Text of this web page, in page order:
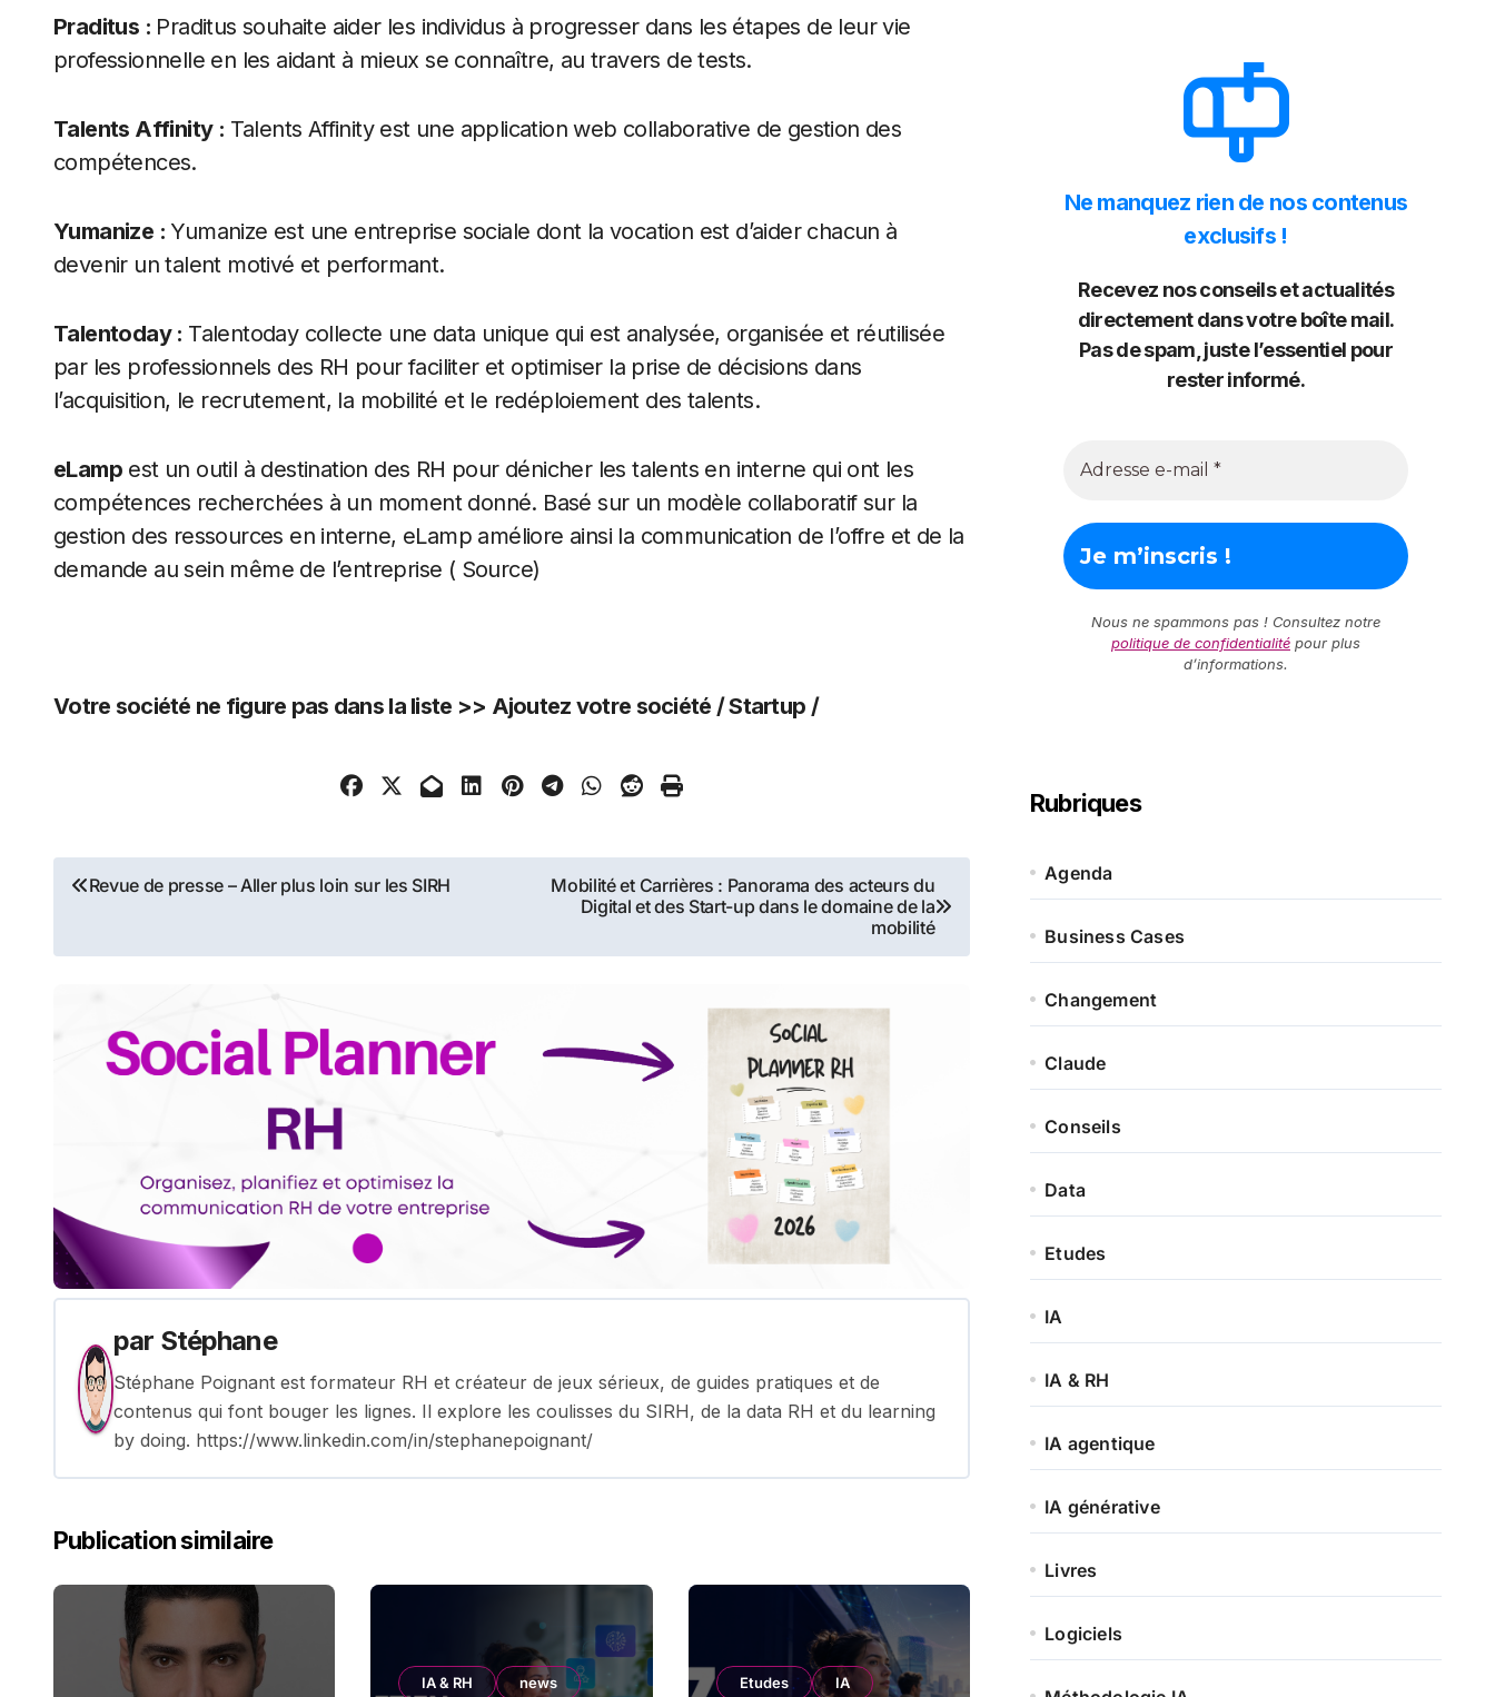
Praditus : Praditus souhaite aider les individus à progresser dans les étapes de leur vie
professionnelle en les aidant à mieux se connaître, au travers de tests.
Talents Affinity : Talents Affinity est une application web collaborative de gestion des
compétences.
Yumanize : Yumanize est une entreprise sociale dont la vocation est d’aider chacun à
devenir un talent motivé et performant.
Talentoday : Talentoday collecte une data unique qui est analysée, organisée et réutilisée
par les professionnels des RH pour faciliter et optimiser la prise de décisions dans
l’acquisition, le recrutement, la mobilité et le redéploiement des talents.
eLamp est un outil à destination des RH pour dénicher les talents en interne qui ont les
compétences recherchées à un moment donné. Basé sur un modèle collaboratif sur la
gestion des ressources en interne, eLamp améliore ainsi la communication de l’offre et de la
demande au sein même de l’entreprise ( Source)
Votre société ne figure pas dans la liste >> Ajoutez votre société / Startup /
Navigation
Revue de presse – Aller plus loin sur les SIRH
Mobilité et Carrières : Panorama des acteurs du
Digital et des Start-up dans le domaine de la
mobilité
par Stéphane
Stéphane Poignant est formateur RH et créateur de jeux sérieux, de guides pratiques et de
contenus qui font bouger les lignes. Il explore les coulisses du SIRH, de la data RH et du learning
by doing. https://www.linkedin.com/in/stephanepoignant/
Publication similaire
IA & RH
news
Etudes
IA
Ne manquez rien de nos contenus
exclusifs !
Recevez nos conseils et actualités
directement dans votre boîte mail.
Pas de spam, juste l’essentiel pour
rester informé.
Nous ne spammons pas ! Consultez notre
politique de confidentialité pour plus
d’informations.
Rubriques
Agenda
Business Cases
Changement
Claude
Conseils
Data
Etudes
IA
IA & RH
IA agentique
IA générative
Livres
Logiciels